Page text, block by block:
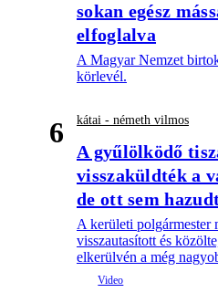
sokan egész
elfoglalva
A Magyar Nemzet
körlevél.
6 kátai - németh vilmos
A gyűlölködő
visszaküldték a
de ott sem
A kerületi polgármester
visszautasított és
elkerülvén a még